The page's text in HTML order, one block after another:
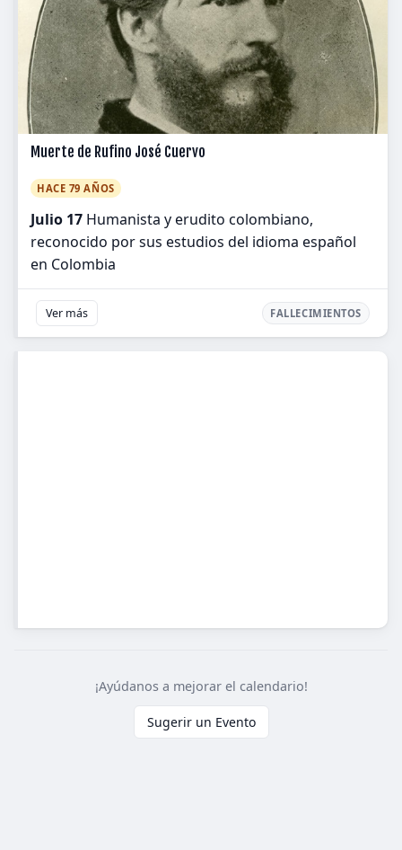
Muerte de Rufino José Cuervo
HACE 79 AÑOS
Julio 17 Humanista y erudito colombiano,
reconocido por sus estudios del idioma español
en Colombia
Ver más FALLECIMIENTOS
¡Ayúdanos a mejorar el calendario!
Sugerir un Evento